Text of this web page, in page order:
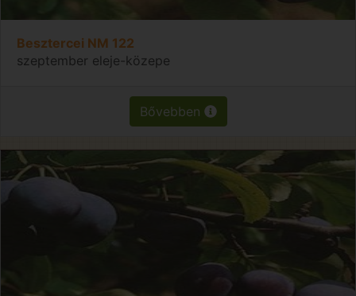
Besztercei NM 122
szeptember eleje-közepe
Bővebben